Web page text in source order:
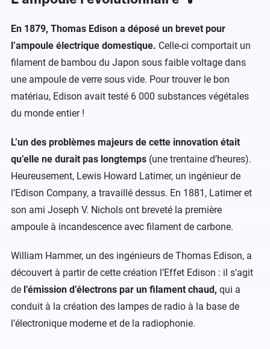
En 1879, Thomas Edison a déposé un brevet pour
l’ampoule électrique domestique. Celle-ci comportait un
filament de bambou du Japon sous faible voltage dans
une ampoule de verre sous vide. Pour trouver le bon
matériau, Edison avait testé 6 000 substances végétales
du monde entier !
L’un des problèmes majeurs de cette innovation était
qu’elle ne durait pas longtemps (une trentaine d’heures).
Heureusement, Lewis Howard Latimer, un ingénieur de
l’Edison Company, a travaillé dessus. En 1881, Latimer et
son ami Joseph V. Nichols ont breveté la première
ampoule à incandescence avec filament de carbone.
William Hammer, un des ingénieurs de Thomas Edison, a
découvert à partir de cette création l’Effet Edison : il s’agit
de l’émission d’électrons par un filament chaud, qui a
conduit à la création des lampes de radio à la base de
l’électronique moderne et de la radiophonie.